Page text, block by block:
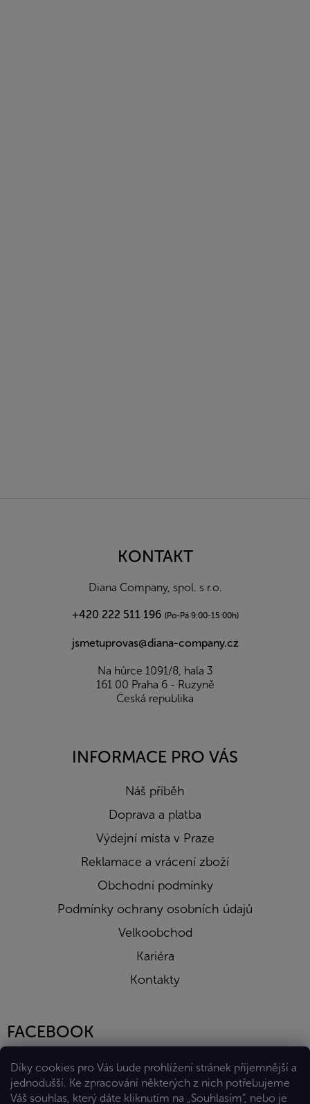
Díky cookies pro Vás bude prohlížení stránek příjemnější a
jednodušší. Ke zpracování některých z nich potřebujeme
Váš souhlas, který dáte kliknutím na „Souhlasím“, nebo je
KONTAKT
Diana Company, spol. s r.o.
+420 222 511 196 (Po-Pá 9:00-15:00h)
jsmetuprovas@diana-company.cz
Na hůrce 1091/8, hala 3
161 00 Praha 6 - Ruzyně
Česká republika
INFORMACE PRO VÁS
Náš příběh
Doprava a platba
Výdejní místa v Praze
Reklamace a vrácení zboží
Obchodní podmínky
Podmínky ochrany osobních údajů
Velkoobchod
Kariéra
Kontakty
FACEBOOK